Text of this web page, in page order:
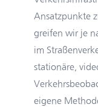
Ansatzpunkte
greifen wir je
im
stationäre,
eigene